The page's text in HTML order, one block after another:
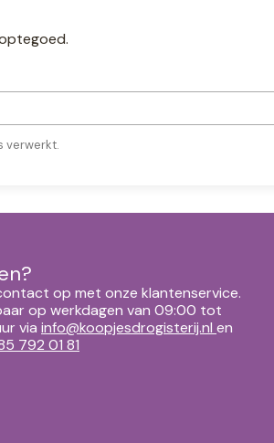
verwerkt.
op met onze klantenservice.
op werkdagen van 09:00 tot
via info@koopjesdrogisterij.nl en
792 01 81